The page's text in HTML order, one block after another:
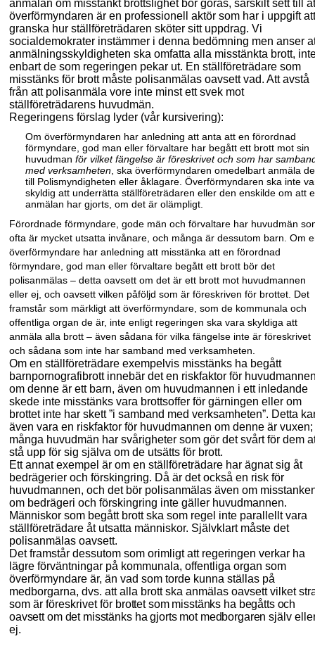
anmälan om misstänkt brottslighet bör göras, särskilt sett till
överförmyndaren är en professionell aktör som har i uppgift att
granska hur ställföreträdaren sköter sitt uppdrag. Vi
socialdemokrater instämmer i denna bedömning men anser
anmälningsskyldigheten ska omfatta alla misstänkta brott,
enbart de som regeringen pekar ut. En ställföreträdare som
misstänks för brott måste polisanmälas oavsett vad. Att avstå
från att polisanmäla vore inte minst ett svek mot
ställföreträdarens huvudmän.
Regeringens förslag lyder (vår kursivering):
Om överförmyndaren har anledning att anta att en förordnad
förmyndare, god man eller förvaltare har begått ett brott mot sin
huvudman för vilket fängelse är föreskrivet och som har
med verksamheten, ska överförmyndaren omedelbart anmäla
till Polismyndigheten eller åklagare. Överförmyndaren ska inte
skyldig att underrätta ställföreträdaren eller den enskilde om att
anmälan har gjorts, om det är olämpligt.
Förordnade förmyndare, gode män och förvaltare har huvudmän
ofta är mycket utsatta invånare, och många är dessutom barn. Om
överförmyndare har anledning att misstänka att en förordnad
förmyndare, god man eller förvaltare begått ett brott bör det
polisanmälas – detta oavsett om det är ett brott mot huvudmannen
eller ej, och oavsett vilken påföljd som är föreskriven för brottet. Det
framstår som märkligt att överförmyndare, som de kommunala och
offentliga organ de är, inte enligt regeringen ska vara skyldiga att
anmäla alla brott – även sådana för vilka fängelse inte är föreskrivet
och sådana som inte har samband med verksamheten.
Om en ställföreträdare exempelvis misstänks ha begått
barnpornografibrott innebär det en riskfaktor för huvudmannen
om denne är ett barn, även om huvudmannen i ett inledande
skede inte misstänks vara brottsoffer för gärningen eller om
brottet inte har skett ”i samband med verksamheten”. Detta
även vara en riskfaktor för huvudmannen om denne är vuxen;
många huvudmän har svårigheter som gör det svårt för dem
stå upp för sig själva om de utsätts för brott.
Ett annat exempel är om en ställföreträdare har ägnat sig åt
bedrägerier och förskingring. Då är det också en risk för
huvudmannen, och det bör polisanmälas även om
om bedrägeri och förskingring inte gäller huvudmannen.
Människor som begått brott ska som regel inte parallellt vara
ställföreträdare åt utsatta människor. Självklart måste det
polisanmälas oavsett.
Det framstår dessutom som orimligt att regeringen verkar ha
lägre förväntningar på kommunala, offentliga organ som
överförmyndare är, än vad som torde kunna ställas på
medborgarna, dvs. att alla brott ska anmälas oavsett vilket
som är föreskrivet för brottet som misstänks ha begåtts och
oavsett om det misstänks ha gjorts mot medborgaren själv
ej.